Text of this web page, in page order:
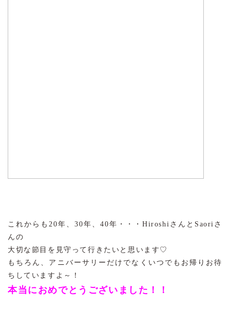
これからも20年、30年、40年・・・HiroshiさんとSaoriさ
んの
大切な節目を見守って行きたいと思います♡
もちろん、アニバーサリーだけでなくいつでもお帰りお待
ちしていますよ～！
本当におめでとうございました！！